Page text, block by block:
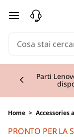
passa a
Parti
Home > Accessories
PRONTO PER LA